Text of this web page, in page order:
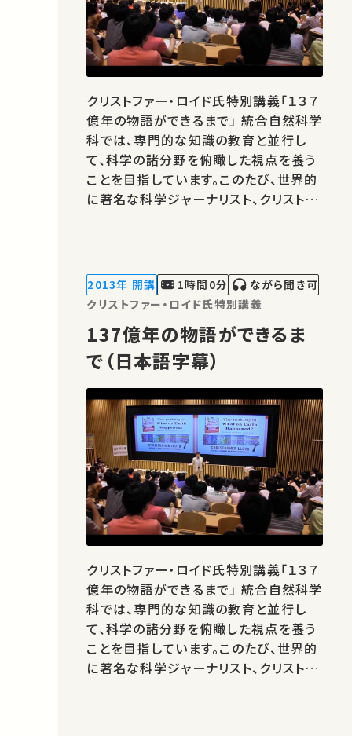
クリストファー・ロイド氏特別講義「１３７
億年の物語ができるまで」 統合自然科学
科では、専門的な知識の教育と並行し
て、科学の諸分野を俯瞰した視点を養う
ことを目指しています。このたび、世界的
に著名な科学ジャーナリスト、クリストフ
の歴史を統合する試みを行い、文系と理
系を統合する書として高…
2013年 開講 1時間0分
ながら聞き可
クリストファー・ロイド氏特別講義
137億年の物語ができるま
で（日本語字幕）
クリストファー・ロイド氏特別講義「１３７
億年の物語ができるまで」 統合自然科学
科では、専門的な知識の教育と並行し
て、科学の諸分野を俯瞰した視点を養う
ことを目指しています。このたび、世界的
に著名な科学ジャーナリスト、クリストフ